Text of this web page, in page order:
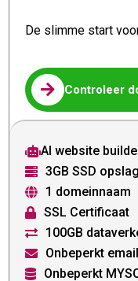
De slimme start
 Controleer
AI website
 3GB SSD opslag
 1 domeinnaam
 SSL Certificaat
 100GB
 Onbeperkt
 Onbeperkt